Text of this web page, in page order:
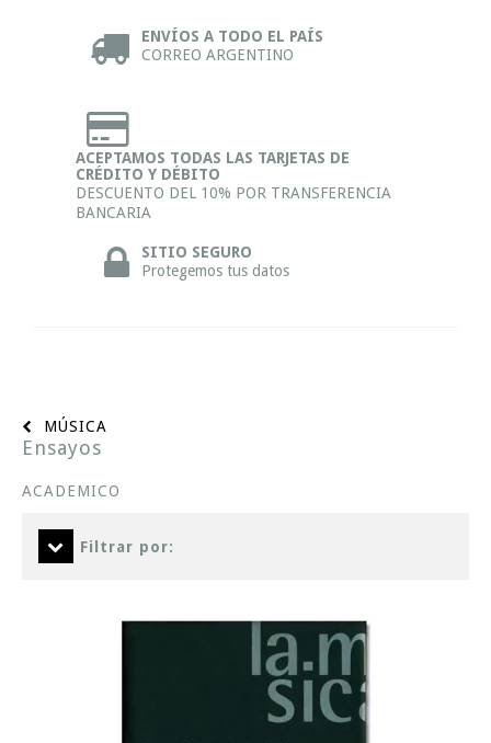
ENVÍOS A TODO EL PAÍS
CORREO ARGENTINO
ACEPTAMOS TODAS LAS TARJETAS DE
CRÉDITO Y DÉBITO
DESCUENTO DEL 10% POR TRANSFERENCIA
BANCARIA
SITIO SEGURO
Protegemos tus datos
MÚSICA
Ensayos
ACADEMICO
Filtrar por: